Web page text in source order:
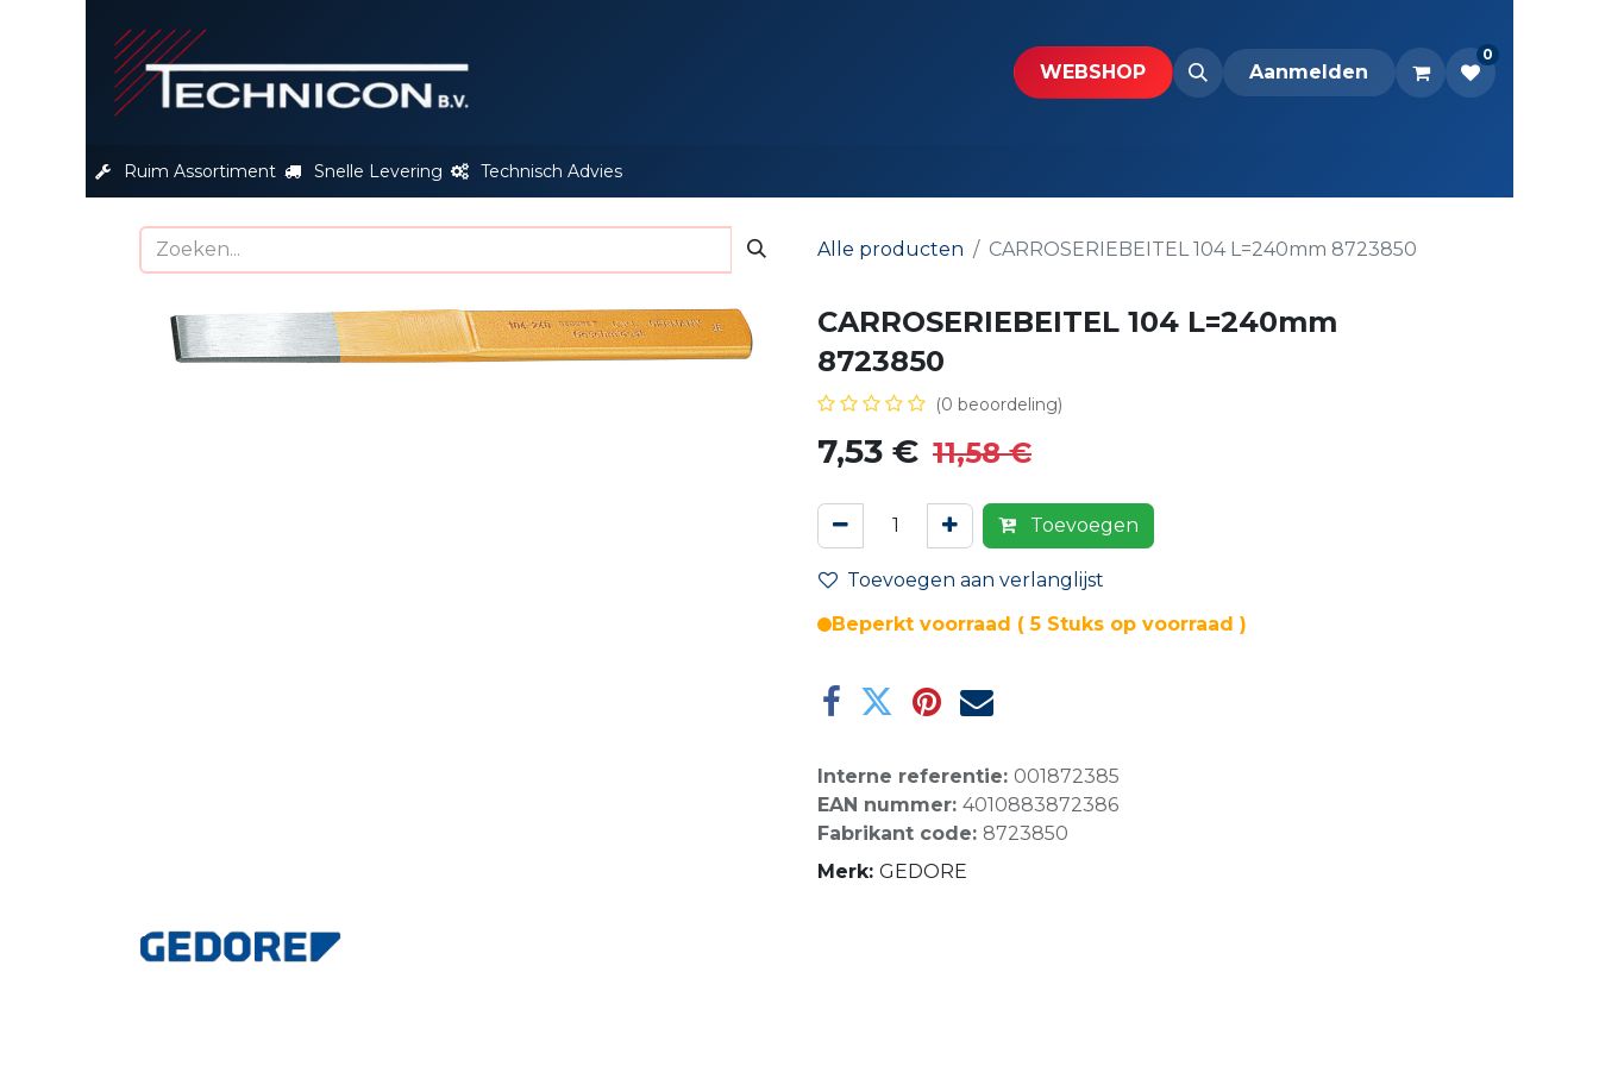
Contact Downloads
WEBS​H​​OP​​ Aanmelden
0
Ruim Assortiment Snelle Levering Technisch Advies
Alle producten CARROSERIEBEITEL 104 L=240mm 8723850
CARROSERIEBEITEL 104 L=240mm
8723850
(0 beoordeling)
7,53 € 11,58€
Toevoegen
Toevoegen aan verlanglijst
Beperkt voorraad ( 5 Stuks op voorraad )
Interne referentie: 001872385
EAN nummer: 4010883872386
Fabrikant code: 8723850
Merk: GEDORE